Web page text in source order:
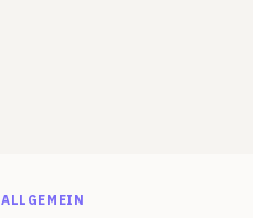
ALLGEMEIN